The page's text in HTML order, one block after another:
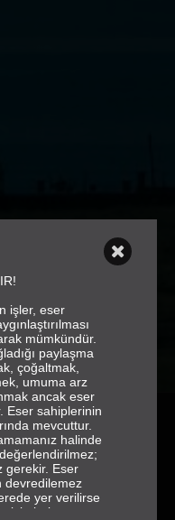
işler, eser
mümkündür.
paylaşma
çoğaltmak,
umuma arz
ancak eser
Eser sahiplerinin
mevcuttur.
halinde
gerekir. Eser
devredilemez
yer verilirse
isimlerine ve